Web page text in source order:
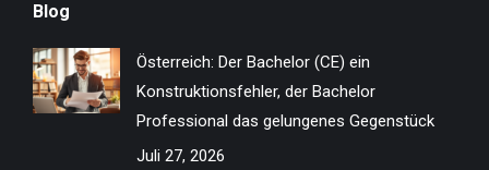
opens
in
new
window
in
new
window
in
new
window
new
window
new
window
new
window
new
window
new
window
Blog
Österreich: Der Bachelor (CE) ein
Konstruktionsfehler, der Bachelor
Professional das gelungenes Gegenstück
Juli 27, 2026